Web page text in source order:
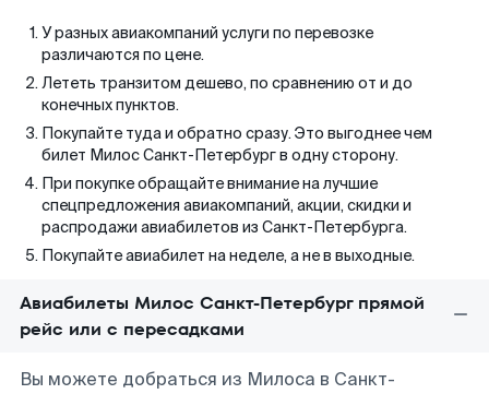
У разных авиакомпаний услуги по перевозке
различаются по цене.
Лететь транзитом дешево, по сравнению от и до
конечных пунктов.
Покупайте туда и обратно сразу. Это выгоднее чем
билет Милос Санкт-Петербург в одну сторону.
При покупке обращайте внимание на лучшие
спецпредложения авиакомпаний, акции, скидки и
распродажи авиабилетов из Санкт-Петербурга.
Покупайте авиабилет на неделе, а не в выходные.
Авиабилеты Милос Санкт-Петербург прямой
рейс или с пересадками
Вы можете добраться из Милоса в Санкт-